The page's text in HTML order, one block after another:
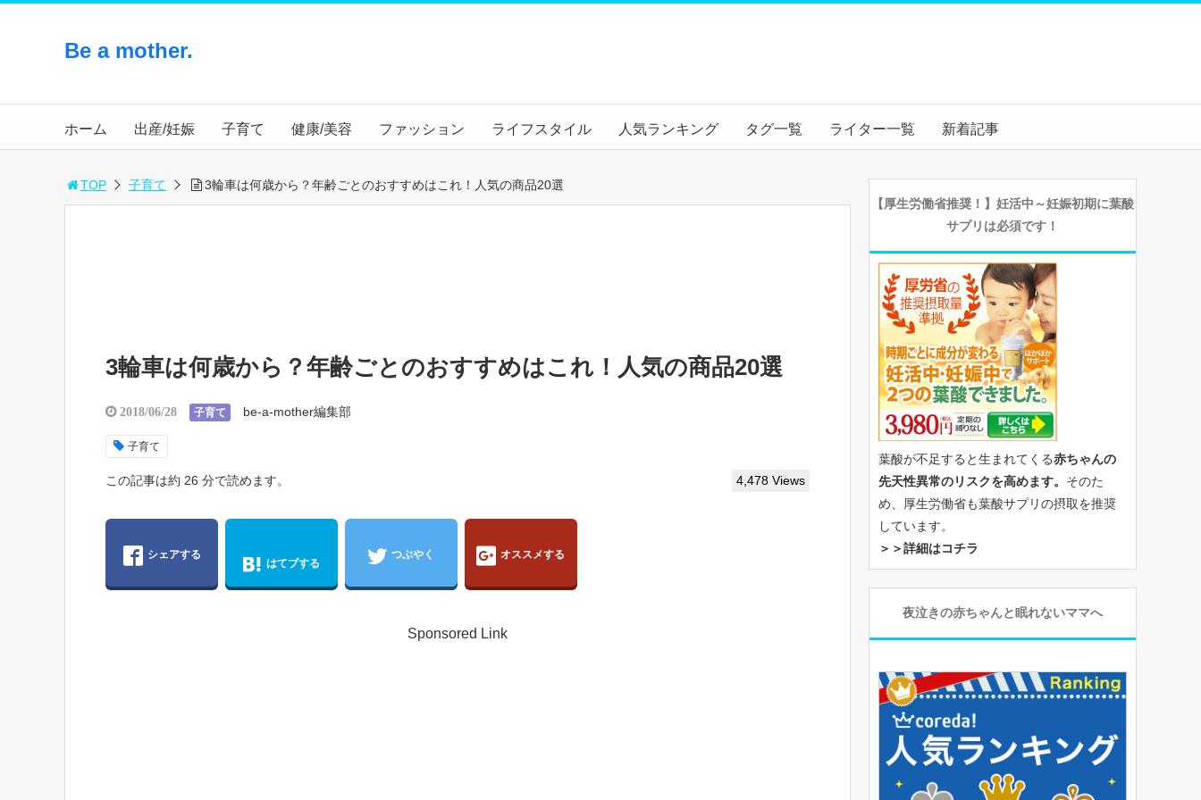
Be a mother.
ホーム 出産/妊娠 子育て 健康/美容 ファッション ライフスタイル 人気ランキング タグ一覧 ライター一覧 新着記事
TOP 子育て 3輪車は何歳から？年齢ごとのおすすめはこれ！人気の商品20選
3輪車は何歳から？年齢ごとのおすすめはこれ！人気の商品20選
2018/06/28 子育て be-a-mother編集部
子育て
この記事は約 26 分で読めます。 4,478 Views
シェアする
はてブする
つぶやく オススメする
Sponsored Link
【厚生労働省推奨！】妊活中～妊娠初期に葉酸
サプリは必須です！
葉酸が不足すると生まれてくる赤ちゃんの
先天性異常のリスクを高めます。 そのた
め、厚生労働省も葉酸サプリの摂取を推奨
しています。
＞＞詳細はコチラ
夜泣きの赤ちゃんと眠れないママへ